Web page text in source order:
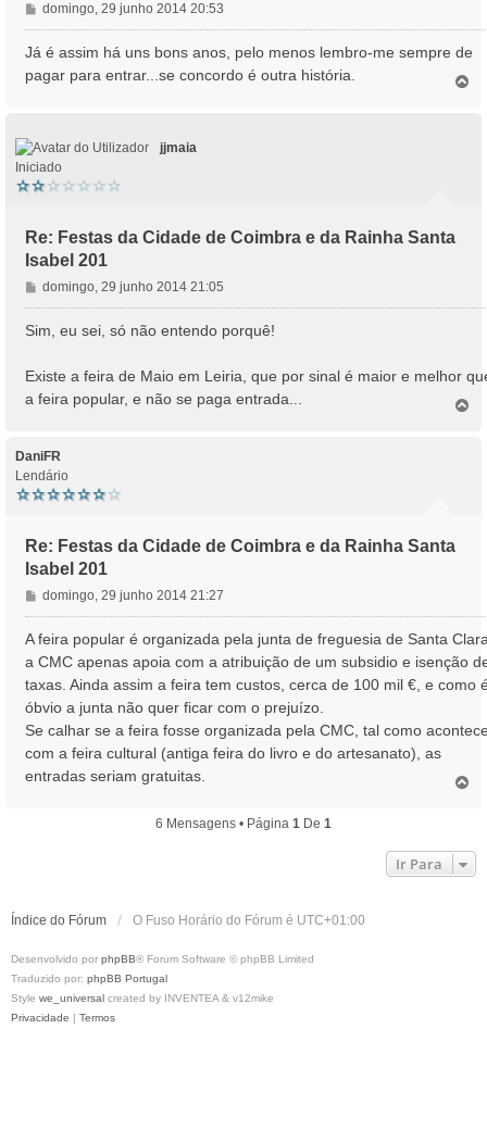
M
e
n
a
m
domingo, 29 junho 2014 20:53
Já é assim há uns bons anos, pelo menos lembro-me sempre de
pagar para entrar...se concordo é outra história.
jjmaia
Iniciado
Re: Festas da Cidade de Coimbra e da Rainha Santa
Isabel 201
M
e
n
g
e
domingo, 29 junho 2014 21:05
Sim, eu sei, só não entendo porquê!
Existe a feira de Maio em Leiria, que por sinal é maior e melhor
a feira popular, e não se paga entrada...
DaniFR
Lendário
Re: Festas da Cidade de Coimbra e da Rainha Santa
Isabel 201
M
e
n
s
g
e
m
domingo, 29 junho 2014 21:27
A feira popular é organizada pela junta de freguesia de Santa
a CMC apenas apoia com a atribuição de um subsidio e isenção
taxas. Ainda assim a feira tem custos, cerca de 100 mil €, e como
óbvio a junta não quer ficar com o prejuízo.
Se calhar se a feira fosse organizada pela CMC, tal como
com a feira cultural (antiga feira do livro e do artesanato), as
entradas seriam gratuitas.
6 Mensagens • Página 1 De 1
Ir Para
Índice do Fórum O Fuso Horário do Fórum é UTC+01:00
Desenvolvido por phpBB® Forum Software © phpBB Limited
Traduzido por: phpBB Portugal
Style we_universal created by INVENTEA & v12mike
Privacidade | Termos